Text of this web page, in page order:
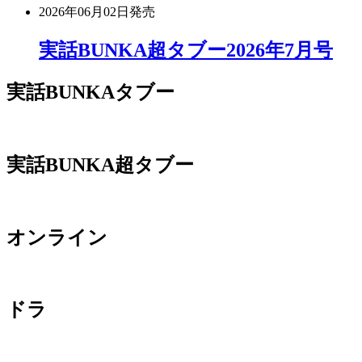
2026年06月02日 発売
実話BUNKA超タブー2026年7月号
実話BUNKAタブー
実話BUNKA超タブー
オンライン
ドラ